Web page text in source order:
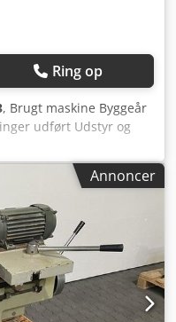
Ring op
, Brugt maskine Byggeår
udført Udstyr og
o/min Borebredde:
boredybde ved 90°:
160 mm
Arbejdsbordets
565 mm
på
effekt: 2,2 kW
50 Hz Mål: 1.290
på kort sigt
Annoncer